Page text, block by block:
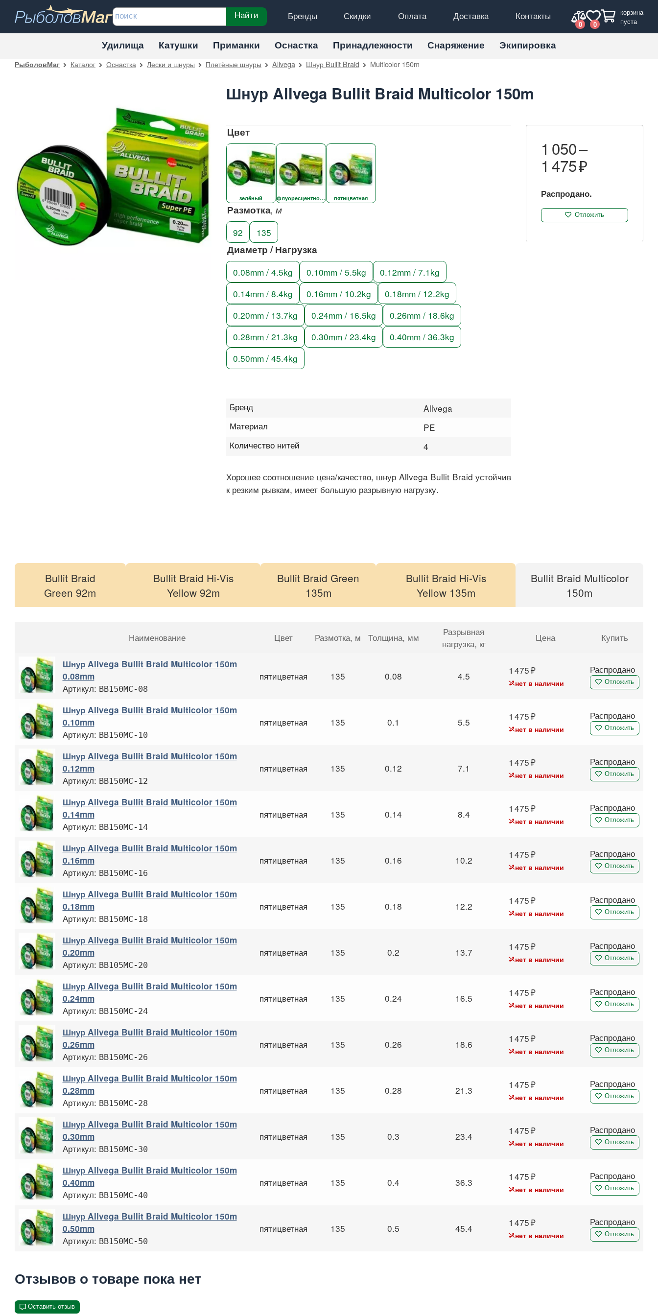
Бренды Скидки Оплата Доставка Контакты
Найти
0 0
корзина
пуста
Удилища Катушки Приманки Оснастка Принадлежности Снаряжение Экипировка
РыболовМаг Каталог Оснастка Лески и шнуры Плетёные шнуры Allvega Шнур Bullit Braid Multicolor 150m
Шнур Allvega Bullit Braid Multicolor 150m
Цвет
зелёный флуоресцентно-желтыйпятицветная
Размотка, м
92 135
Диаметр / Нагрузка
0.08mm / 4.5kg 0.10mm / 5.5kg
0.12mm / 7.1kg
0.14mm / 8.4kg
0.16mm / 10.2kg
0.18mm / 12.2kg
0.20mm / 13.7kg
0.24mm / 16.5kg
0.26mm / 18.6kg
0.28mm / 21.3kg
0.30mm / 23.4kg
0.40mm / 36.3kg
0.50mm / 45.4kg
Бренд
Allvega
Материал
PE
Количество нитей
4
1 050 –
1 475
Распродано.
Отложить
Хорошее соотношение цена/качество, шнур Allvega Bullit Braid устойчив
к резким рывкам, имеет большую разрывную нагрузку.
Bullit Braid
Green 92m
Bullit Braid Hi-Vis
Yellow 92m
Bullit Braid Green
135m
Bullit Braid Hi-Vis
Yellow 135m
Bullit Braid Multicolor
150m
Наименование Цвет Размотка, м Толщина, мм
Разрывная
нагрузка, кг
Цена Купить
Шнур Allvega Bullit Braid Multicolor 150m
0.08mm
Артикул: BB150MC-08
пятицветная 135 0.08 4.5 1 475
нет в наличии
Распродано
Отложить
Шнур Allvega Bullit Braid Multicolor 150m
0.10mm
Артикул: BB150MC-10
пятицветная 135 0.1 5.5 1 475
нет в наличии
Распродано
Отложить
Шнур Allvega Bullit Braid Multicolor 150m
0.12mm
Артикул: BB150MC-12
пятицветная 135 0.12 7.1 1 475
нет в наличии
Распродано
Отложить
Шнур Allvega Bullit Braid Multicolor 150m
0.14mm
Артикул: BB150MC-14
пятицветная 135 0.14 8.4 1 475
нет в наличии
Распродано
Отложить
Шнур Allvega Bullit Braid Multicolor 150m
0.16mm
Артикул: BB150MC-16
пятицветная 135 0.16 10.2 1 475
нет в наличии
Распродано
Отложить
Шнур Allvega Bullit Braid Multicolor 150m
0.18mm
Артикул: BB150MC-18
пятицветная 135 0.18 12.2 1 475
нет в наличии
Распродано
Отложить
Шнур Allvega Bullit Braid Multicolor 150m
0.20mm
Артикул: BB105MC-20
пятицветная 135 0.2 13.7 1 475
нет в наличии
Распродано
Отложить
Шнур Allvega Bullit Braid Multicolor 150m
0.24mm
Артикул: BB150MC-24
пятицветная 135 0.24 16.5 1 475
нет в наличии
Распродано
Отложить
Шнур Allvega Bullit Braid Multicolor 150m
0.26mm
Артикул: BB150MC-26
пятицветная 135 0.26 18.6 1 475
нет в наличии
Распродано
Отложить
Шнур Allvega Bullit Braid Multicolor 150m
0.28mm
Артикул: BB150MC-28
пятицветная 135 0.28 21.3 1 475
нет в наличии
Распродано
Отложить
Шнур Allvega Bullit Braid Multicolor 150m
0.30mm
Артикул: BB150MC-30
пятицветная 135 0.3 23.4 1 475
нет в наличии
Распродано
Отложить
Шнур Allvega Bullit Braid Multicolor 150m
0.40mm
Артикул: BB150MC-40
пятицветная 135 0.4 36.3 1 475
нет в наличии
Распродано
Отложить
Шнур Allvega Bullit Braid Multicolor 150m
0.50mm
Артикул: BB150MC-50
пятицветная 135 0.5 45.4 1 475
нет в наличии
Распродано
Отложить
Отзывов о товаре пока нет
Оставить отзыв